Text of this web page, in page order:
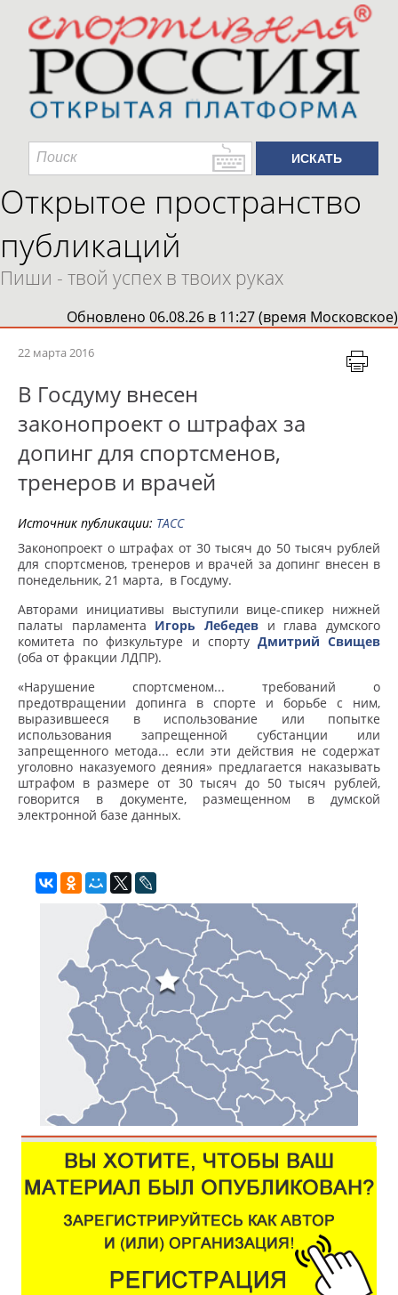
Открытое пространство
публикаций
Пиши - твой успех в твоих руках
Обновлено 06.08.26 в 11:27 (время Московское)
22 марта 2016
В Госдуму внесен
законопроект о штрафах за
допинг для спортсменов,
тренеров и врачей
Источник публикации: ТАСС
Законопроект о штрафах от 30 тысяч до 50 тысяч рублей
для спортсменов, тренеров и врачей за допинг внесен в
понедельник, 21 марта, в Госдуму.
Авторами инициативы выступили вице-спикер нижней
палаты парламента Игорь Лебедев и глава думского
комитета по физкультуре и спорту Дмитрий Свищев
(оба от фракции ЛДПР).
«Нарушение спортсменом... требований о
предотвращении допинга в спорте и борьбе с ним,
выразившееся в использование или попытке
использования запрещенной субстанции или
запрещенного метода... если эти действия не содержат
уголовно наказуемого деяния» предлагается наказывать
штрафом в размере от 30 тысяч до 50 тысяч рублей,
говорится в документе, размещенном в думской
электронной базе данных.